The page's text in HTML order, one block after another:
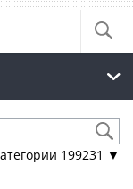
199231 ▼